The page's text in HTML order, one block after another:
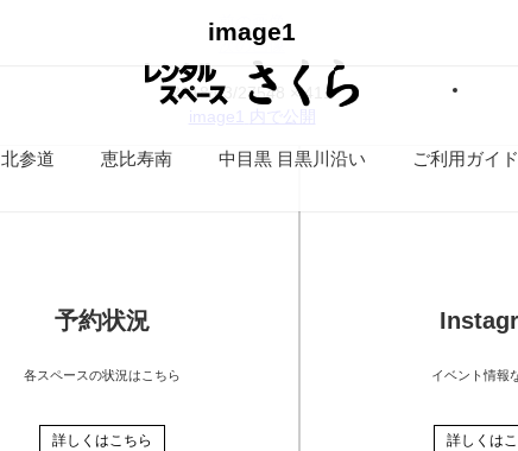
北参道 恵比寿南 中目黒 目黒川沿い ご利用ガイド
前の画像
次の画像
image1
投
2018/03/27 フ
ル
イ
548 × 411
image1 内で公開
予約状況
各スペースの状況はこちら
詳しくはこちら
イベント情報
詳しくは